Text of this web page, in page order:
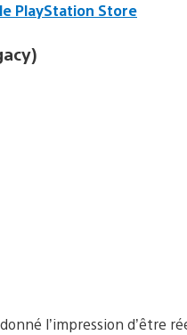
PlayStation Store
l’impression d’être